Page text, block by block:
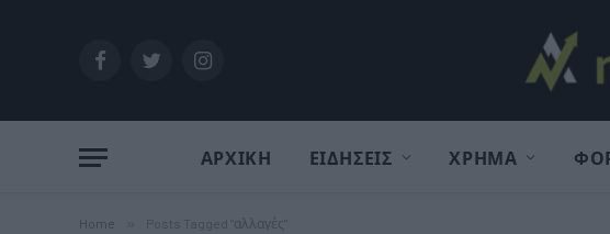
FacebookTwitterInstagram
ΑΡΧΙΚΗ ΕΙΔΗΣΕΙΣ ΧΡΗΜΑ
Home Posts Tagged "αλλαγές"